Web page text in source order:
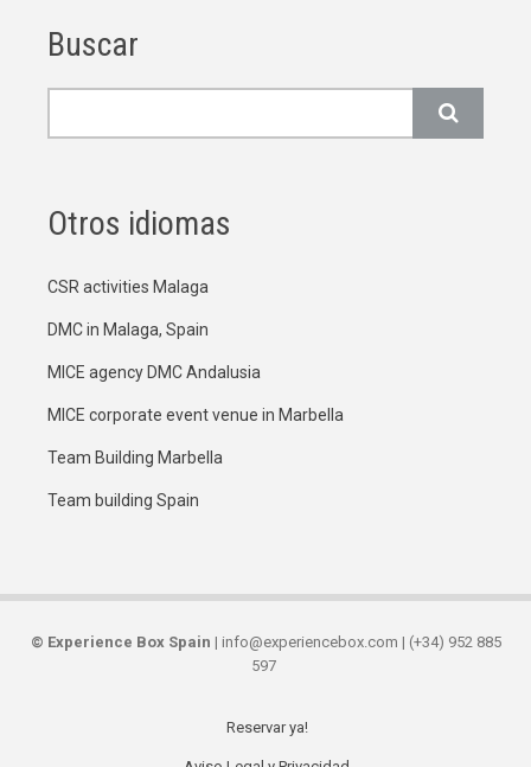
Buscar
Otros idiomas
CSR activities Malaga
DMC in Malaga, Spain
MICE agency DMC Andalusia
MICE corporate event venue in Marbella
Team Building Marbella
Team building Spain
© Experience Box Spain | info@experiencebox.com | (+34) 952 885
597
Reservar ya!